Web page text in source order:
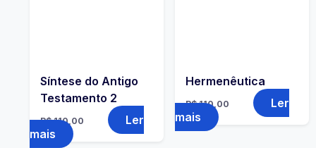
Síntese do Antigo
Testamento 2
R$110,00
Ler
mais
Hermenêutica
R$110,00
Ler
mais